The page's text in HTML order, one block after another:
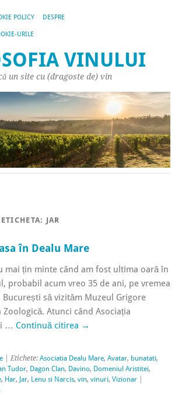
POLICY DESPRE
URILE
VINULUI
un site cu (dragoste de) vin
JAR
în Dealu Mare
mai țin minte când am fost ultima oară în
probabil acum vreo 35 de ani, pe vremea
București să vizităm Muzeul Grigore
Atunci când Asociația
… Continuă citirea →
| Etichete: Asociatia Dealu Mare, Avatar, bunatati,
Tudor, Dagon Clan, Davino, Domeniul Aristitei,
, Har, Jar, Lenu si Narcis, vin, vinuri, Vizionar